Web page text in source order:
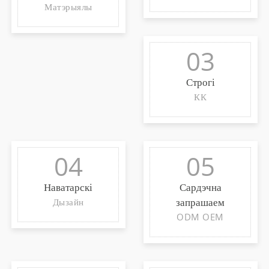
Матэрыялы
03
Строгі
КК
04
Наватарскі
Дызайн
05
Сардэчна
запрашаем
ODM OEM